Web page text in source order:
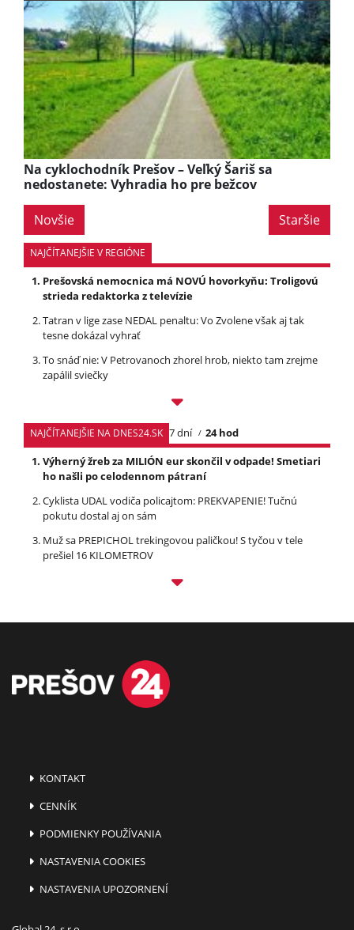
Na cyklochodník Prešov – Veľký Šariš sa
nedostanete: Vyhradia ho pre bežcov
Novšie Staršie
NAJČÍTANEJŠIE V REGIÓNE
Prešovská nemocnica má NOVÚ hovorkyňu: Troligovú
strieda redaktorka z televízie
Tatran v lige zase NEDAL penaltu: Vo Zvolene však aj tak
tesne dokázal vyhrať
To snáď nie: V Petrovanoch zhorel hrob, niekto tam zrejme
zapálil sviečky
NAJČÍTANEJŠIE NA DNES24.SK 7 dní
24 hod
Výherný žreb za MILIÓN eur skončil v odpade! Smetiari
ho našli po celodennom pátraní
Cyklista UDAL vodiča policajtom: PREKVAPENIE! Tučnú
pokutu dostal aj on sám
Muž sa PREPICHOL trekingovou paličkou! S tyčou v tele
prešiel 16 KILOMETROV
KONTAKT
CENNÍK
PODMIENKY POUŽÍVANIA
NASTAVENIA COOKIES
NASTAVENIA UPOZORNENÍ